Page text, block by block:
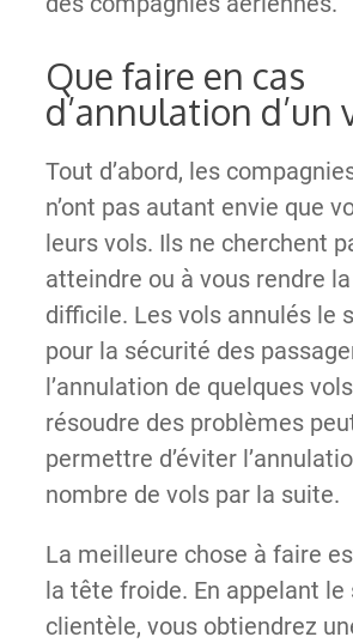
Que faire en cas
d’annulation d’un
Tout d’abord, les
n’ont pas autant envie que
leurs vols. Ils ne cherchent
atteindre ou à vous rendre
difficile. Les vols annulés le
pour la sécurité des
l’annulation de quelques
résoudre des problèmes
permettre d’éviter
nombre de vols par la suite.
La meilleure chose à faire
la tête froide. En appelant le
clientèle, vous obtiendrez